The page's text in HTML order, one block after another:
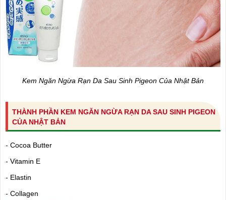
Kem Ngăn Ngừa Rạn Da Sau Sinh Pigeon Của Nhật Bản
THÀNH PHẦN KEM NGĂN NGỪA RẠN DA SAU SINH PIGEON
CỦA NHẬT BẢN
- Cocoa Butter
- Vitamin E
- Elastin
- Collagen